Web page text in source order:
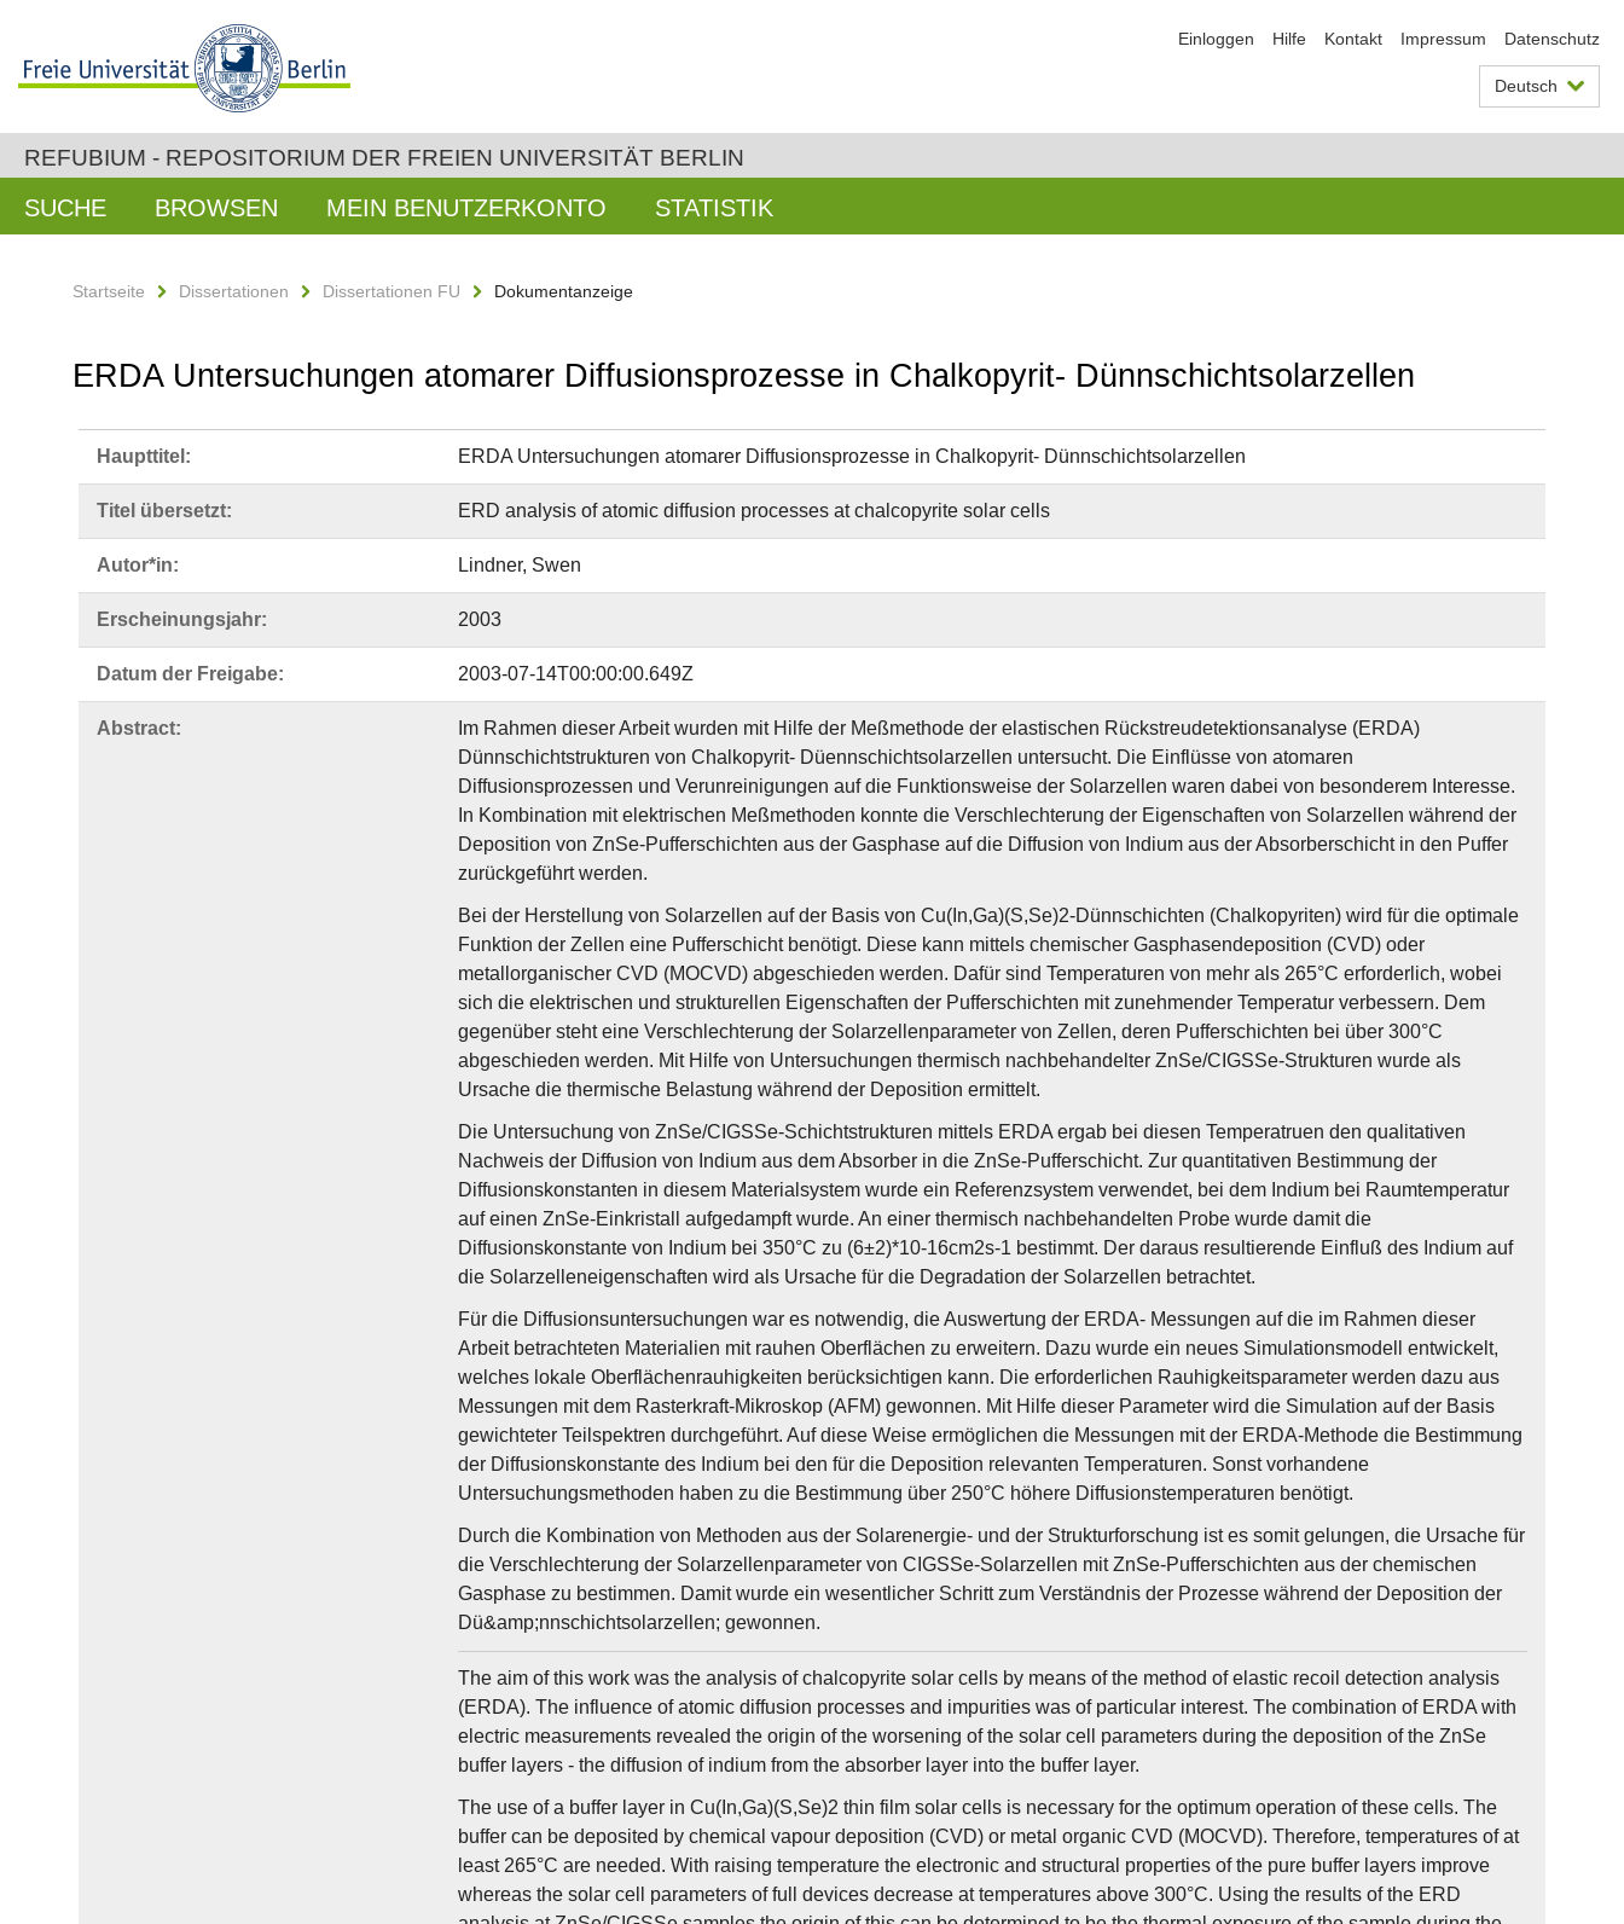
Einloggen Hilfe Kontakt Impressum Datenschutz
Deutsch
REFUBIUM - REPOSITORIUM DER FREIEN UNIVERSITÄT BERLIN
SUCHE BROWSEN MEIN BENUTZERKONTO STATISTIK
Startseite Dissertationen Dissertationen FU Dokumentanzeige
ERDA Untersuchungen atomarer Diffusionsprozesse in Chalkopyrit- Dünnschichtsolarzellen
Haupttitel: ERDA Untersuchungen atomarer Diffusionsprozesse in Chalkopyrit- Dünnschichtsolarzellen
Titel übersetzt: ERD analysis of atomic diffusion processes at chalcopyrite solar cells
Autor*in: Lindner, Swen
Erscheinungsjahr: 2003
Datum der Freigabe: 2003-07-14T00:00:00.649Z
Abstract:
Im Rahmen dieser Arbeit wurden mit Hilfe der Meßmethode der elastischen Rückstreudetektionsanalyse (ERDA)
Dünnschichtstrukturen von Chalkopyrit- Düennschichtsolarzellen untersucht. Die Einflüsse von atomaren
Diffusionsprozessen und Verunreinigungen auf die Funktionsweise der Solarzellen waren dabei von besonderem Interesse.
In Kombination mit elektrischen Meßmethoden konnte die Verschlechterung der Eigenschaften von Solarzellen während der
Deposition von ZnSe-Pufferschichten aus der Gasphase auf die Diffusion von Indium aus der Absorberschicht in den Puffer
zurückgeführt werden.
Bei der Herstellung von Solarzellen auf der Basis von Cu(In,Ga)(S,Se)2-Dünnschichten (Chalkopyriten) wird für die optimale
Funktion der Zellen eine Pufferschicht benötigt. Diese kann mittels chemischer Gasphasendeposition (CVD) oder
metallorganischer CVD (MOCVD) abgeschieden werden. Dafür sind Temperaturen von mehr als 265°C erforderlich, wobei
sich die elektrischen und strukturellen Eigenschaften der Pufferschichten mit zunehmender Temperatur verbessern. Dem
gegenüber steht eine Verschlechterung der Solarzellenparameter von Zellen, deren Pufferschichten bei über 300°C
abgeschieden werden. Mit Hilfe von Untersuchungen thermisch nachbehandelter ZnSe/CIGSSe-Strukturen wurde als
Ursache die thermische Belastung während der Deposition ermittelt.
Die Untersuchung von ZnSe/CIGSSe-Schichtstrukturen mittels ERDA ergab bei diesen Temperatruen den qualitativen
Nachweis der Diffusion von Indium aus dem Absorber in die ZnSe-Pufferschicht. Zur quantitativen Bestimmung der
Diffusionskonstanten in diesem Materialsystem wurde ein Referenzsystem verwendet, bei dem Indium bei Raumtemperatur
auf einen ZnSe-Einkristall aufgedampft wurde. An einer thermisch nachbehandelten Probe wurde damit die
Diffusionskonstante von Indium bei 350°C zu (6±2)*10-16cm2s-1 bestimmt. Der daraus resultierende Einfluß des Indium auf
die Solarzelleneigenschaften wird als Ursache für die Degradation der Solarzellen betrachtet.
Für die Diffusionsuntersuchungen war es notwendig, die Auswertung der ERDA- Messungen auf die im Rahmen dieser
Arbeit betrachteten Materialien mit rauhen Oberflächen zu erweitern. Dazu wurde ein neues Simulationsmodell entwickelt,
welches lokale Oberflächenrauhigkeiten berücksichtigen kann. Die erforderlichen Rauhigkeitsparameter werden dazu aus
Messungen mit dem Rasterkraft-Mikroskop (AFM) gewonnen. Mit Hilfe dieser Parameter wird die Simulation auf der Basis
gewichteter Teilspektren durchgeführt. Auf diese Weise ermöglichen die Messungen mit der ERDA-Methode die Bestimmung
der Diffusionskonstante des Indium bei den für die Deposition relevanten Temperaturen. Sonst vorhandene
Untersuchungsmethoden haben zu die Bestimmung über 250°C höhere Diffusionstemperaturen benötigt.
Durch die Kombination von Methoden aus der Solarenergie- und der Strukturforschung ist es somit gelungen, die Ursache für
die Verschlechterung der Solarzellenparameter von CIGSSe-Solarzellen mit ZnSe-Pufferschichten aus der chemischen
Gasphase zu bestimmen. Damit wurde ein wesentlicher Schritt zum Verständnis der Prozesse während der Deposition der
Dü&amp;nnschichtsolarzellen; gewonnen.
The aim of this work was the analysis of chalcopyrite solar cells by means of the method of elastic recoil detection analysis
(ERDA). The influence of atomic diffusion processes and impurities was of particular interest. The combination of ERDA with
electric measurements revealed the origin of the worsening of the solar cell parameters during the deposition of the ZnSe
buffer layers - the diffusion of indium from the absorber layer into the buffer layer.
The use of a buffer layer in Cu(In,Ga)(S,Se)2 thin film solar cells is necessary for the optimum operation of these cells. The
buffer can be deposited by chemical vapour deposition (CVD) or metal organic CVD (MOCVD). Therefore, temperatures of at
least 265°C are needed. With raising temperature the electronic and structural properties of the pure buffer layers improve
whereas the solar cell parameters of full devices decrease at temperatures above 300°C. Using the results of the ERD